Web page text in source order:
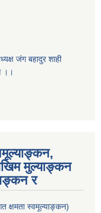
जंग बहादुर शाही
।।
मुल्याङ्कन
र
क्षमता स्वमूल्याङ्कन)